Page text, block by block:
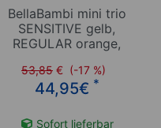
BellaBambi mini trio
SENSITIVE gelb,
REGULAR orange,
Set
53,85 € (-17 %)
44,95€ *
Sofort lieferbar